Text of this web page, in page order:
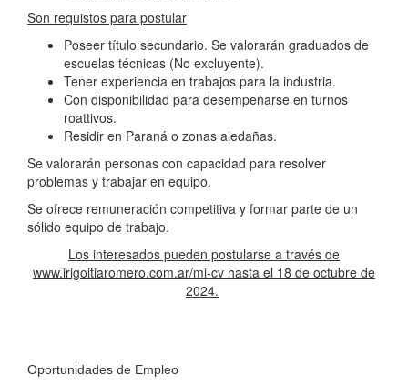
Son requistos para postular
Poseer título secundario. Se valorarán graduados de
escuelas técnicas (No excluyente).
Tener experiencia en trabajos para la industria.
Con disponibilidad para desempeñarse en turnos
roattivos.
Residir en Paraná o zonas aledañas.
Se valorarán personas con capacidad para resolver
problemas y trabajar en equipo.
Se ofrece remuneración competitiva y formar parte de un
sólido equipo de trabajo.
Los interesados pueden postularse a través de
www.irigoitiaromero.com.ar/mi-cv hasta el 18 de octubre de
2024.
Oportunidades de Empleo